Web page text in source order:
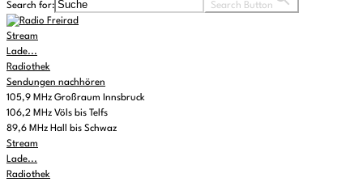
Search for: Search Button
Stream
Lade...
Radiothek
Sendungen nachhören
105,9 MHz Großraum Innsbruck
106,2 MHz Völs bis Telfs
89,6 MHz Hall bis Schwaz
Stream
Lade...
Radiothek